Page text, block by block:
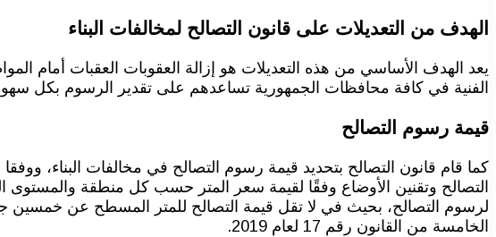
الهدف من التعديلات على قانون التصالح لمخالفات البناء
يعد الهدف الأساسي من هذه التعديلات هو إزالة العقوبات العقبات أمام
الفنية في كافة محافظات الجمهورية تساعدهم على تقدير الرسوم بكل
قيمة رسوم التصالح
التصالح وتقنين الأوضاع وفقًا لقيمة سعر المتر حسب كل منطقة
لرسوم التصالح، بحيث في لا تقل قيمة التصالح للمتر المسطح عن خمسين
الخامسة من القانون رقم 17 لعام 2019.